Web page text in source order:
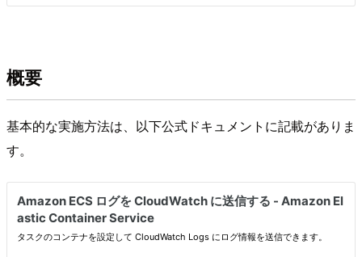
概要
基本的な実施方法は、以下公式ドキュメントに記載がありま
す。